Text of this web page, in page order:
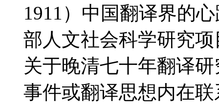
1911）中国翻译界的
部人文社会科学研究
关于晚清七十年翻译
事件或翻译思想内在